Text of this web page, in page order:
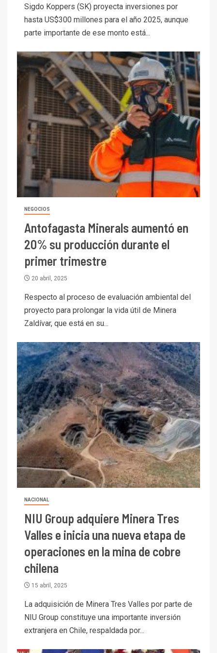
Sigdo Koppers (SK) proyecta inversiones por
hasta US$300 millones para el año 2025, aunque
parte importante de ese monto está...
NEGOCIOS
Antofagasta Minerals aumentó en
20% su producción durante el
primer trimestre
20 abril, 2025
Respecto al proceso de evaluación ambiental del
proyecto para prolongar la vida útil de Minera
Zaldívar, que está en su...
NACIONAL
NIU Group adquiere Minera Tres
Valles e inicia una nueva etapa de
operaciones en la mina de cobre
chilena
15 abril, 2025
La adquisición de Minera Tres Valles por parte de
NIU Group constituye una importante inversión
extranjera en Chile, respaldada por...
3
crecimiento regional: Banco
Central reporta resultados
dispares en el primer